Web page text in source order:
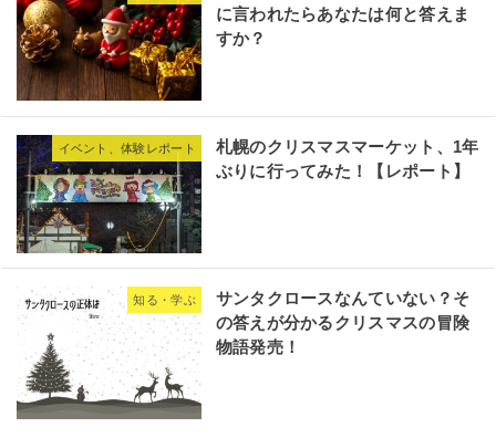
に言われたらあなたは何と答えま
すか？
イベント、体験レポート
札幌のクリスマスマーケット、1年
ぶりに行ってみた！【レポート】
知る・学ぶ
サンタクロースなんていない？そ
の答えが分かるクリスマスの冒険
物語発売！